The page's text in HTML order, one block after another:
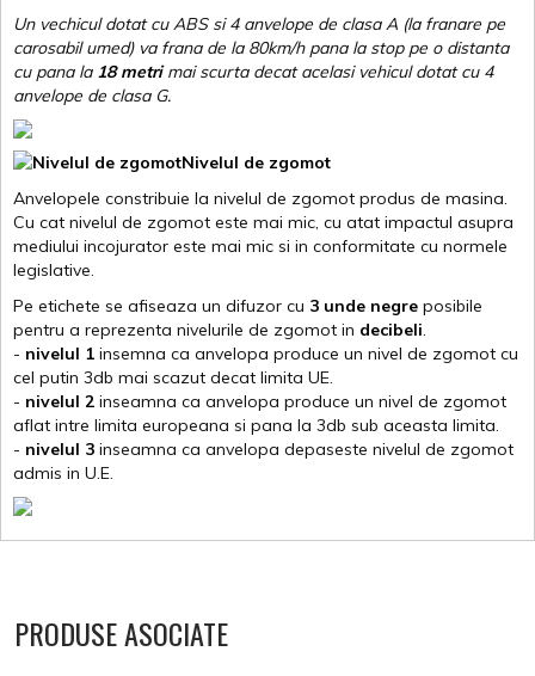
Un vechicul dotat cu ABS si 4 anvelope de clasa A (la franare pe
carosabil umed) va frana de la 80km/h pana la stop pe o distanta
cu pana la 18 metrimai scurta decat acelasi vehicul dotat cu 4
anvelope de clasa G.
Nivelul de zgomot
Anvelopele constribuie la nivelul de zgomot produs de masina.
Cu cat nivelul de zgomot este mai mic, cu atat impactul asupra
mediului incojurator este mai mic si in conformitate cu normele
legislative.
Pe etichete se afiseaza un difuzor cu 3 unde negre posibile
pentru a reprezenta nivelurile de zgomot in decibeli
- nivelul 1 insemna ca anvelopa produce un nivel de zgomot cu
cel putin 3db mai scazut decat limita UE.
- nivelul 2 inseamna ca anvelopa produce un nivel de zgomot
aflat intre limita europeana si pana la 3db sub aceasta limita.
- nivelul 3 inseamna ca anvelopa depaseste nivelul de zgomot
admis in U.E.
PRODUSE ASOCIATE